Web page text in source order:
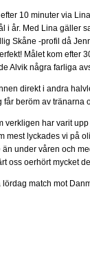
10 minuter via
i år. Med Lina gäller
Skåne -profil då
Målet kom efter
Alvik några farliga
direkt i andra
får beröm av
verkligen har varit
mest lyckades vi på
under våren och
oss oerhört mycket
lördag match mot